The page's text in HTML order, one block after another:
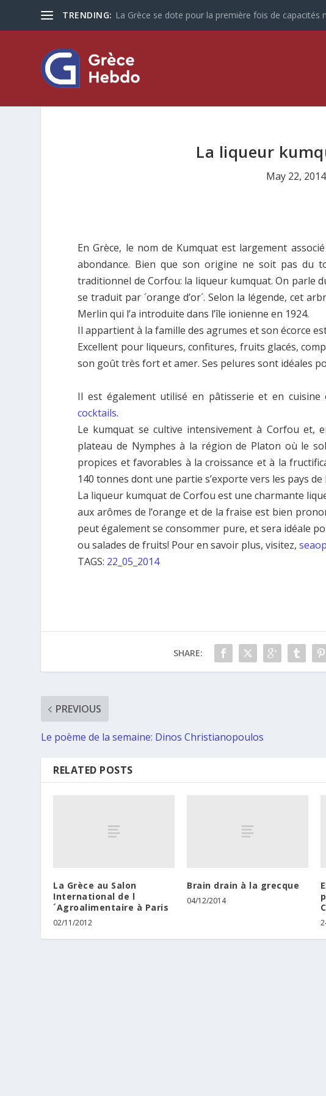
TRENDING: La Grèce se dote pour la première fois de capacités
La liqueur
May 22, 2014
En Grèce, le nom de Kumquat est largement
abondance. Bien que son origine ne soit pas
traditionnel de Corfοu: la liqueur kumquat. On parle
se traduit par ´orange d’or´. Selon la légende, cet
Merlin qui l’a introduite dans l’île ionienne en 1924.
Il appartient à la famille des agrumes et son écorce
Excellent pour liqueurs, confitures, fruits glacés,
son goût très fort et amer. Ses pelures sont idéales
Il est également utilisé en pâtisserie et en
cocktails.
Le kumquat se cultive intensivement à Corfou et,
plateau de Nymphes à la région de Platon où le
propices et favorables à la croissance et à la
140 tonnes dont une partie s’exporte vers les pays de
La liqueur kumquat de Corfou est une charmante
aux arômes de l’orange et de la fraise est bien
peut également se consommer pure, et sera idéale
ou salades de fruits! Pour en savoir plus, visitez,
TAGS: 22_05_2014
SHARE:
PREVIOUS
Le poème de la semaine: Dinos Christianopoulos
RELATED POSTS
La Grèce au Salon
International de l
´Agroalimentaire à Paris
02/11/2012
Brain drain à la grecque
04/12/2014